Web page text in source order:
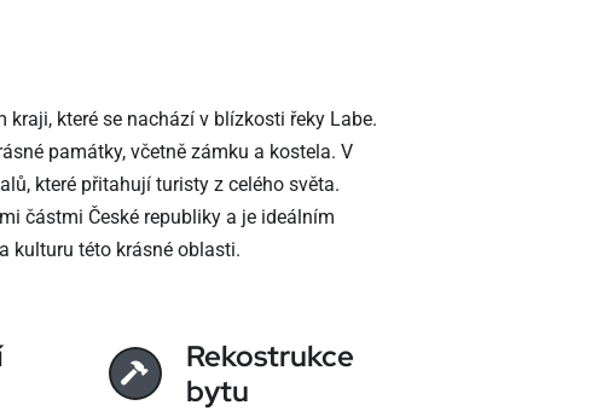
které se nachází v blízkosti řeky Labe.
památky, včetně zámku a kostela. V
které přitahují turisty z celého světa.
částmi České republiky a je ideálním
kulturu této krásné oblasti.
Rekostrukce
bytu